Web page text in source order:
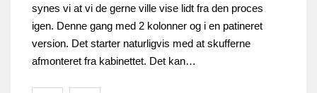
synes vi at vi de gerne ville vise lidt fra den proces
igen. Denne gang med 2 kolonner og i en patineret
version. Det starter naturligvis med at skufferne
afmonteret fra kabinettet. Det kan…